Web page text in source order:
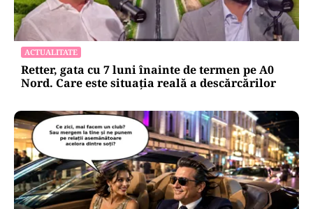
ACTUALITATE
Retter, gata cu 7 luni înainte de termen pe A0
Nord. Care este situația reală a descărcărilor